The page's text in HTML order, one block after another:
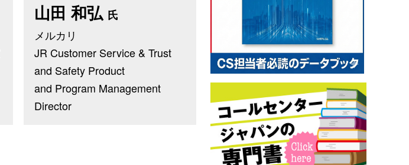
山田 和弘 氏
メルカリ
JR Customer Service & Trust
and Safety Product
and Program Management
Director